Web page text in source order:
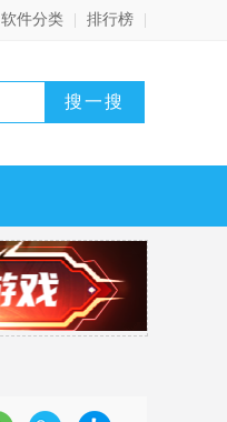
软件分类 排行榜